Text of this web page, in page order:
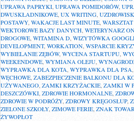
UPRAWA PAPRYKI UPRAWA POMIDORÓW,
DWUSKŁADNIKOWE, UX WRITING,
POSTAWY, WAKACJE LAST MINUTE
WEKTOROWE BAZY DANYCH WETERYNARZ
DROGOWE WITAMINA D WIZYTÓWKA
DEVELOPMENT, WORKATION WSPARCIE
WYBIELANIE ZĘBÓW, WYCENA STARTUPU
WEEKENDOWE WYMIANA OLEJU
WYPRAWKA DLA KOTA WYPRAWKA DLA PSA
WĘCHOWE ZABEZPIECZENIE BALKONU DLA
UŻYWANEGO ZAMKI KRZYŻACKIE, ZAMKI W
DESZCZÓWKI ZDROWIE HORMONALNE
ZDROWIE W PODRÓŻY, ZDROWY KRĘGOSŁUP,
ZIELONE SZKOŁY, ZIMOWE FERIE ZNAK
ŻYWOPŁOT